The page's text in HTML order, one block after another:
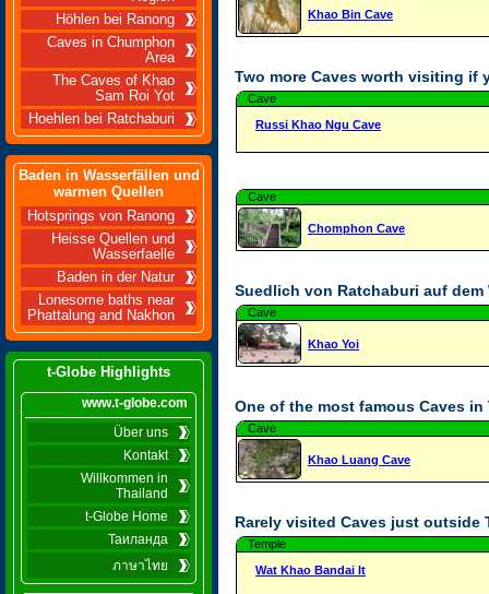
Höhlen bei Ranong
Caves in Chumphon
Area
The Caves of Khao
Sam Roi Yot
Hoehlen bei Ratchaburi
Baden in Wasserfällen und
warmen Quellen
Hotsprings von Ranong
Heisse Quellen und
Wasserfaelle
Baden in der Natur
Lonesome baths near
Phattalung and Nakhon
t-Globe Highlights
www.t-globe.com
Über uns
Kontakt
Willkommen in
Thailand
t-Globe Home
Таиланда
ภาษาไทย
Khao Bin Cave
Two more Caves worth visiting if
Cave
Russi Khao Ngu Cave
Cave
Chomphon Cave
Suedlich von Ratchaburi auf
Cave
Khao Yoi
One of the most famous Caves
Cave
Khao Luang Cave
Rarely visited Caves just outside
Temple
Wat Khao Bandai It